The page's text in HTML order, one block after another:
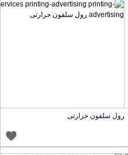
رول سلفون حرارتی